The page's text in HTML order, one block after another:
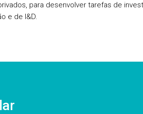
para desenvolver tarefas de
e de I&D.